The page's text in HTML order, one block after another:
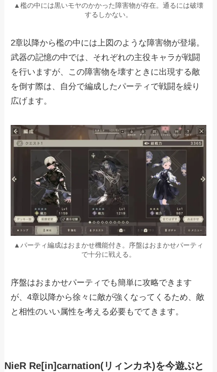
▲檻の中には黒いモヤのかかった障害物が存在。通るには破壊
するしかない。
2章以降から檻の中には上図のような障害物が登場。
武器の記憶の中では、それぞれの主役キャラが戦闘
を行いますが、この障害物を壊すときに出現する敵
を倒す際は、自分で編成したパーティで戦闘を繰り
広げます。
▲パーティ編成はおまかせ機能付き。序盤はおまかせパーティ
で十分に戦える。
序盤はおまかせパーティでも簡単に攻略できます
が、4章以降から徐々に敵が強くなってくるため、敵
と相性のいい属性を考える必要もでてきます。
NieR Re[in]carnation(リィンカネ)を今遊ぶと